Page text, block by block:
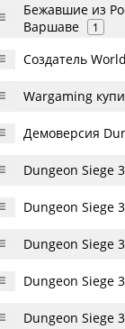
Бежавшие из
Варшаве
1
Создатель
Wargaming
Демоверсия
Dungeon Siege
Dungeon Siege
Dungeon Siege
Dungeon Siege
Dungeon Siege